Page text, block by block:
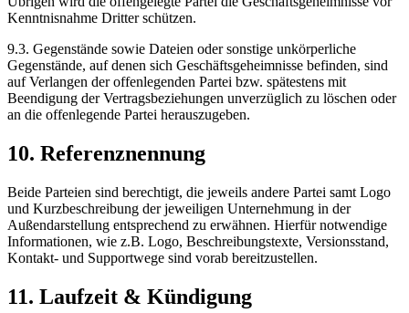
Kenntnisnahme Dritter schützen.
9.3. Gegenstände sowie Dateien oder sonstige unkörperliche
Gegenstände, auf denen sich Geschäftsgeheimnisse befinden, sind
auf Verlangen der offenlegenden Partei bzw. spätestens mit
Beendigung der Vertragsbeziehungen unverzüglich zu löschen oder
an die offenlegende Partei herauszugeben.
10. Referenznennung
Beide Parteien sind berechtigt, die jeweils andere Partei samt Logo
und Kurzbeschreibung der jeweiligen Unternehmung in der
Außendarstellung entsprechend zu erwähnen. Hierfür notwendige
Informationen, wie z.B. Logo, Beschreibungstexte, Versionsstand,
Kontakt- und Supportwege sind vorab bereitzustellen.
11. Laufzeit & Kündigung